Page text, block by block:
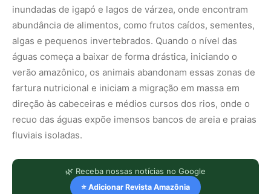
inundadas de igapó e lagos de várzea, onde encontram
abundância de alimentos, como frutos caídos, sementes,
algas e pequenos invertebrados. Quando o nível das
águas começa a baixar de forma drástica, iniciando o
verão amazônico, os animais abandonam essas zonas de
fartura nutricional e iniciam a migração em massa em
direção às cabeceiras e médios cursos dos rios, onde o
recuo das águas expõe imensos bancos de areia e praias
fluviais isoladas.
🌿 Receba nossas notícias no Google
⭐ Adicionar Revista Amazônia